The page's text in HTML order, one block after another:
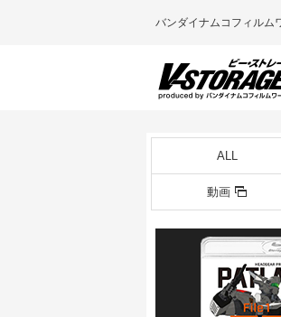
バンダイナムコフィルム
ALL
動画